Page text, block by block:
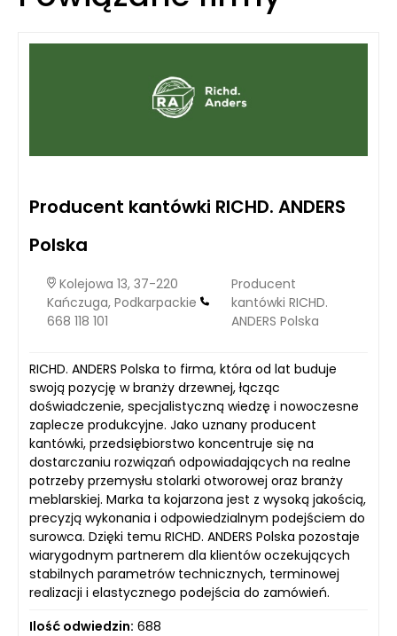
Producent kantówki RICHD. ANDERS
Polska
Kolejowa 13, 37-220
Kańczuga, Podkarpackie
668 118 101
Producent
kantówki RICHD.
ANDERS Polska
RICHD. ANDERS Polska to firma, która od lat buduje
swoją pozycję w branży drzewnej, łącząc
doświadczenie, specjalistyczną wiedzę i nowoczesne
zaplecze produkcyjne. Jako uznany producent
kantówki, przedsiębiorstwo koncentruje się na
dostarczaniu rozwiązań odpowiadających na realne
potrzeby przemysłu stolarki otworowej oraz branży
meblarskiej. Marka ta kojarzona jest z wysoką jakością,
precyzją wykonania i odpowiedzialnym podejściem do
surowca. Dzięki temu RICHD. ANDERS Polska pozostaje
wiarygodnym partnerem dla klientów oczekujących
stabilnych parametrów technicznych, terminowej
realizacji i elastycznego podejścia do zamówień.
Ilość odwiedzin: 688